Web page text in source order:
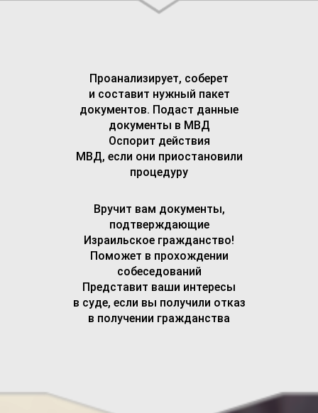
Проанализирует, соберет
и составит нужный пакет
документов. Подаст данные
документы в МВД
Оспорит действия
МВД, если они приостановили
процедуру
Вручит вам документы,
подтверждающие
Израильское гражданство!
Поможет в прохождении
собеседований
Представит ваши интересы
в суде, если вы получили отказ
в получении гражданства